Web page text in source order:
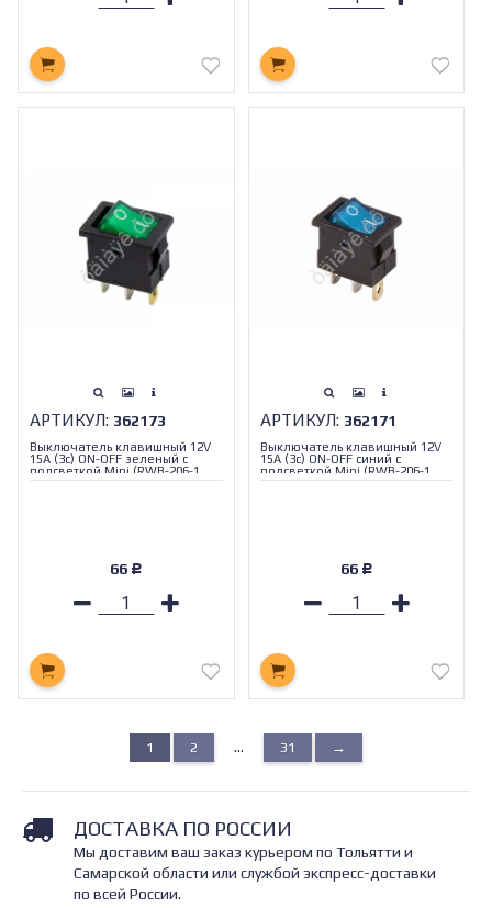
АРТИКУЛ: 362173
Выключатель клавишный 12V
15А (3с) ON-OFF зеленый с
подсветкой Mini (RWB-206-1,
SC-768) REXANT
66 Р
АРТИКУЛ: 362171
Выключатель клавишный 12V
15А (3с) ON-OFF синий с
подсветкой Mini (RWB-206-1,
SC-768) REXANT
66 Р
1 2 ... 31 →
ДОСТАВКА ПО РОССИИ
Мы доставим ваш заказ курьером по Тольятти и
Самарской области или службой экспресс-доставки
по всей России.